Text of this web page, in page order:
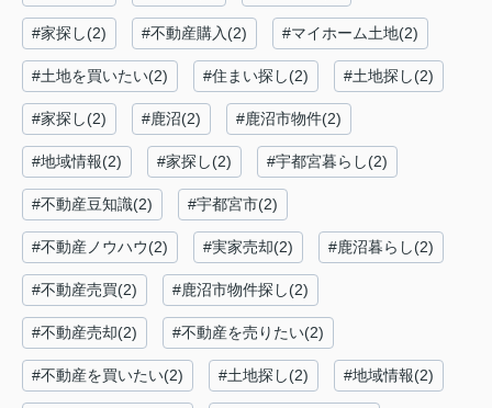
#家探し(2) #不動産購入(2) #マイホーム土地(2)
#土地を買いたい(2) #住まい探し(2) #土地探し(2)
#家探し(2) #鹿沼(2) #鹿沼市物件(2)
#地域情報(2) #家探し(2) #宇都宮暮らし(2)
#不動産豆知識(2) #宇都宮市(2)
#不動産ノウハウ(2) #実家売却(2) #鹿沼暮らし(2)
#不動産売買(2) #鹿沼市物件探し(2)
#不動産売却(2) #不動産を売りたい(2)
#不動産を買いたい(2) #土地探し(2) #地域情報(2)